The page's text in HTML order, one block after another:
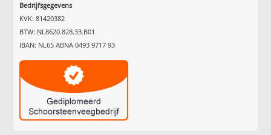
Bedrijfsgegevens
KVK: 81420382
BTW: NL8620.828.33.B01
IBAN: NL65 ABNA 0493 9717 93